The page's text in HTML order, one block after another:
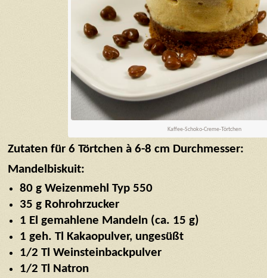
Kaffee-Schoko-Creme-Törtchen
Zutaten für 6 Törtchen à 6-8 cm Durchmesser:
Mandelbiskuit:
80 g Weizenmehl Typ 550
35 g Rohrohrzucker
1 El gemahlene Mandeln (ca. 15 g)
1 geh. Tl Kakaopulver, ungesüßt
1/2 Tl Weinsteinbackpulver
1/2 Tl Natron